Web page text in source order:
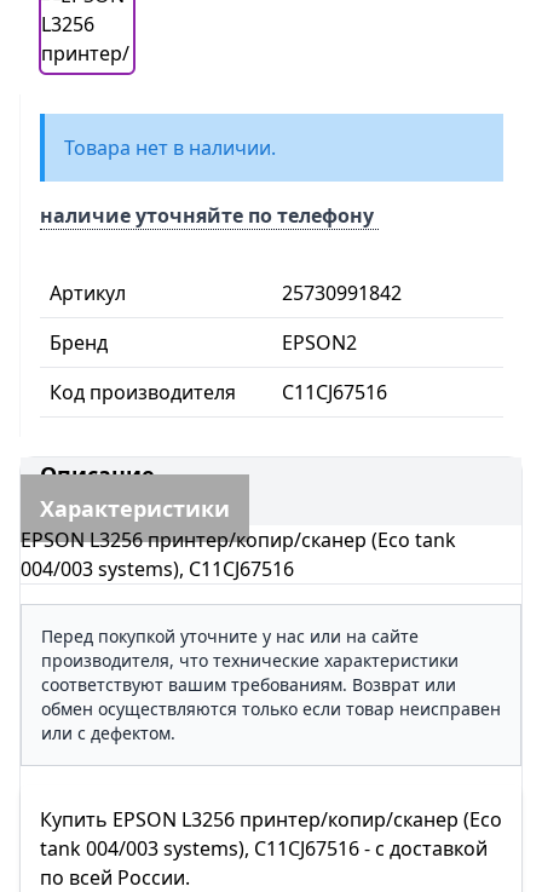
Артикул
25730991842
Бренд
EPSON2
Код производителя
C11CJ67516
Товара нет в наличии.
наличие уточняйте по телефону
Описание
Характеристики
EPSON L3256 принтер/копир/сканер (Eco tank
004/003 systems), C11CJ67516
Перед покупкой уточните у нас или на сайте
производителя, что технические характеристики
соответствуют вашим требованиям. Возврат или
обмен осуществляются только если товар неисправен
или с дефектом.
Купить EPSON L3256 принтер/копир/сканер (Eco
tank 004/003 systems), C11CJ67516 - с доставкой
по всей России.